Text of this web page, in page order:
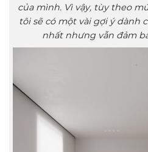
của mình. Vì vậy, tùy theo
tôi sẽ có một vài gợi ý dành
nhất nhưng vẫn đảm